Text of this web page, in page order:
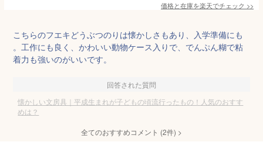
価格と在庫を楽天でチェック >>
こちらのフエキどうぶつのりは懐かしさもあり、入学準備にも
。工作にも良く、かわいい動物ケース入りで、でんぷん糊で粘
着力も強いのがいいです。
回答された質問
懐かしい文房具｜平成生まれが子どもの頃流行ったもの！人気のおすす
めは？
全てのおすすめコメント (2件) >